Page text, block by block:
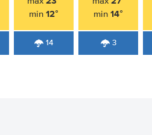
min 12°
14
min14°
3